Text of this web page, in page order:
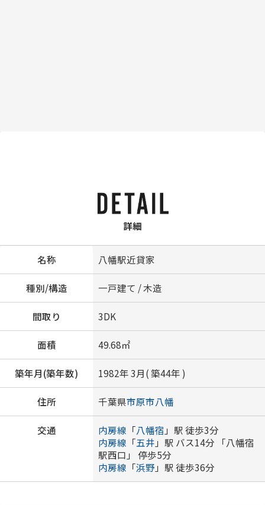
詳細
名称 八幡駅近貸家
種別/構造 一戸建て / 木造
間取り 3DK
面積 49.68㎡
築年月(築年数) 1982年 3月( 築44年 )
住所 千葉県市原市八幡
交通 内房線 「八幡宿 」駅 徒歩3分
内房線 「五井 」駅 バス14分 「八幡宿
駅西口」 停歩5分
内房線 「浜野 」駅 徒歩36分